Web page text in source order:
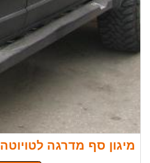
מיגון סף מדרגה לטויוטה FJ קרוזר